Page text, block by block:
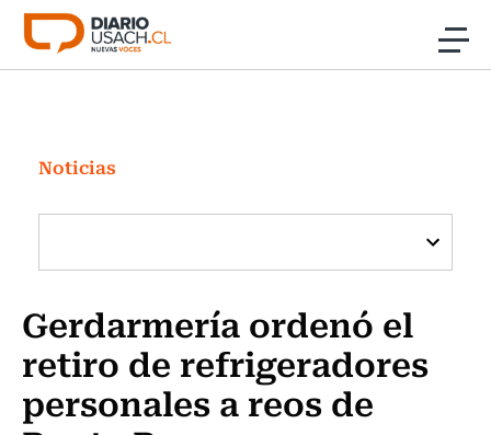
Click acá para ir directamente al contenido
Investigación
Cultura
Programas Radio y TV Usach
Noticias
Gerdarmería ordenó el
retiro de refrigeradores
personales a reos de